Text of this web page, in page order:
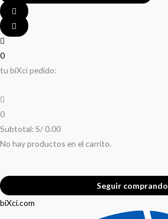
0
tu biXci pedido:
0
Subtotal:S/ 0.00
No hay productos en el carrito.
Seguir comprando
biXci.com